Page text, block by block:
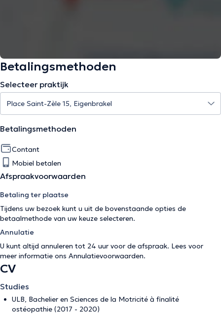
Betalingsmethoden
Selecteer praktijk
Betalingsmethoden
Contant
Mobiel betalen
Afspraakvoorwaarden
Betaling ter plaatse
Tijdens uw bezoek kunt u uit de bovenstaande opties de
betaalmethode van uw keuze selecteren.
Annulatie
U kunt altijd annuleren tot 24 uur voor de afspraak. Lees voor
meer informatie ons Annulatievoorwaarden.
CV
Studies
ULB, Bachelier en Sciences de la Motricité à finalité
ostéopathie (2017 - 2020)